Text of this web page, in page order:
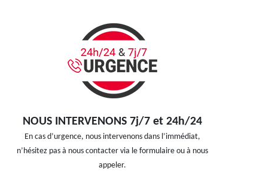
NOUS INTERVENONS 7j/7 et 24h/24
En cas d’urgence, nous intervenons dans l’immédiat,
n’hésitez pas à nous contacter via le formulaire ou à nous
appeler.